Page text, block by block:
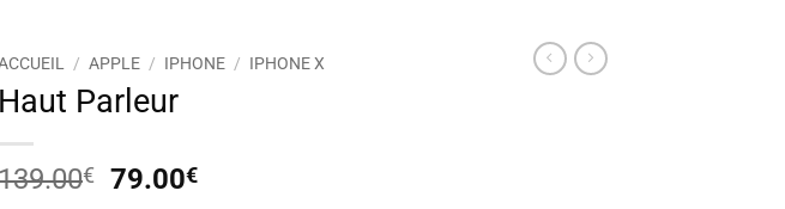
/ APPLE / IPHONE / IPHONE X
Haut Parleur
€
Le
79.00€Le